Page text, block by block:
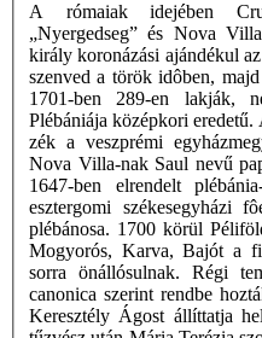
A rómaiak idejében
„Nyergedseg” és Nova
király koronázási ajándékul
szenved a török idôben,
1701-ben 289-en lakják,
Plébániája középkori
zék a veszprémi
Nova Villa-nak Saul nevű
1647-ben elrendelt
esztergomi székesegyházi
plébánosa. 1700 körül
Mogyorós, Karva, Bajót a
sorra önállósulnak. Régi
canonica szerint rendbe
Keresztély Ágost állíttatja